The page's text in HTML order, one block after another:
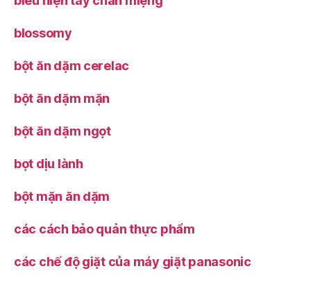
blossomy
bột ăn dặm cerelac
bột ăn dặm mặn
bột ăn dặm ngọt
bọt dịu lành
bột mặn ăn dặm
các cách bảo quản thực phẩm
các chế độ giặt của máy giặt panasonic